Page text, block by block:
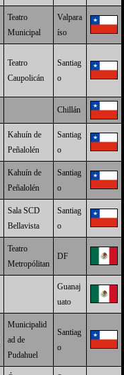
Teatro
Municipal
Valpara
íso
Teatro
Caupolicán
Santiag
o
Chillán
Kahuín de
Peñalolén
Santiag
o
Kahuín de
Peñalolén
Santiag
o
Sala SCD
Bellavista
Santiag
o
Teatro
Metropólitan
DF
Guanaj
uato
Municipalid
ad de
Pudahuel
Santiag
o